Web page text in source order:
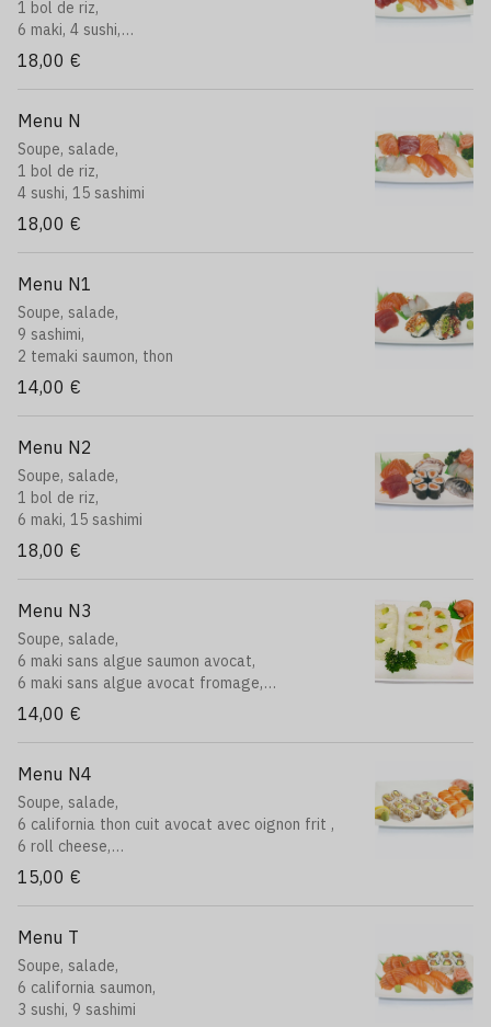
1 bol de riz,
6 maki, 4 sushi,
9 sashimi assortiment
18,00 €
Menu N
Soupe, salade,
1 bol de riz,
4 sushi, 15 sashimi
18,00 €
Menu N1
Soupe, salade,
9 sashimi,
2 temaki saumon, thon
14,00 €
Menu N2
Soupe, salade,
1 bol de riz,
6 maki, 15 sashimi
18,00 €
Menu N3
Soupe, salade,
6 maki sans algue saumon avocat,
6 maki sans algue avocat fromage,
3 sushi saumon
14,00 €
Menu N4
Soupe, salade,
6 california thon cuit avocat avec oignon frit ,
6 roll cheese,
6 california saumon avocat avec oignon frit
15,00 €
Menu T
Soupe, salade,
6 california saumon,
3 sushi, 9 sashimi